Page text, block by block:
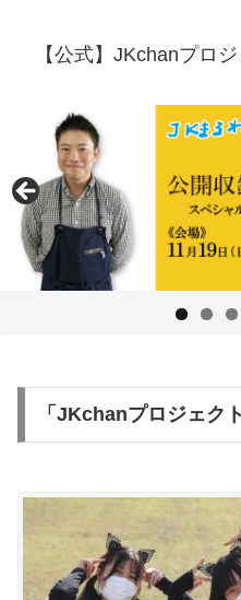
【公式】JKchanプロ
「JKchanプロジェク